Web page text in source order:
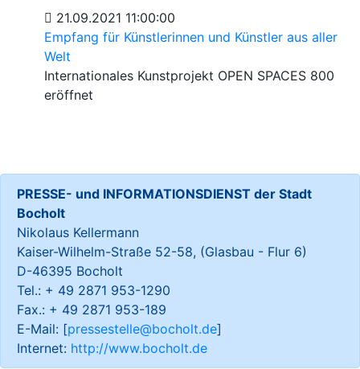
21.09.2021 11:00:00
Empfang für Künstlerinnen und Künstler aus aller
Welt
Internationales Kunstprojekt OPEN SPACES 800
eröffnet
PRESSE- und INFORMATIONSDIENST der Stadt
Bocholt
Nikolaus Kellermann
Kaiser-Wilhelm-Straße 52-58, (Glasbau - Flur 6)
D-46395 Bocholt
Tel.: + 49 2871 953-1290
Fax.: + 49 2871 953-189
E-Mail: [pressestelle@bocholt.de]
Internet: http://www.bocholt.de